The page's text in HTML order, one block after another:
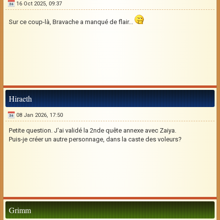
16 Oct 2025, 09:37
Sur ce coup-là, Bravache a manqué de flair...
Hiraeth
08 Jan 2026, 17:50
Petite question. J'ai validé la 2nde quête annexe avec Zaiya.
Puis-je créer un autre personnage, dans la caste des voleurs?
Grimm